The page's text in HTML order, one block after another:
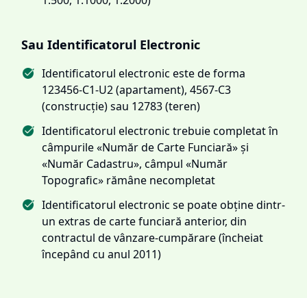
Sau Identificatorul Electronic
Identificatorul electronic este de forma
123456-C1-U2 (apartament), 4567-C3
(construcție) sau 12783 (teren)
Identificatorul electronic trebuie completat în
câmpurile «Număr de Carte Funciară» și
«Număr Cadastru», câmpul «Număr
Topografic» rămâne necompletat
Identificatorul electronic se poate obține dintr-
un extras de carte funciară anterior, din
contractul de vânzare-cumpărare (încheiat
începând cu anul 2011)